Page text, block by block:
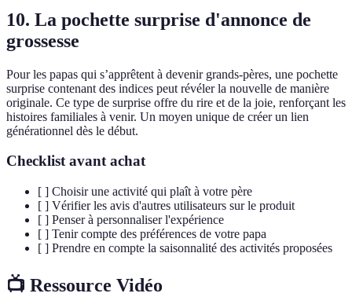
10. La pochette surprise d'annonce de
grossesse
Pour les papas qui s’apprêtent à devenir grands-pères, une pochette
surprise contenant des indices peut révéler la nouvelle de manière
originale. Ce type de surprise offre du rire et de la joie, renforçant les
histoires familiales à venir. Un moyen unique de créer un lien
générationnel dès le début.
Checklist avant achat
[ ] Choisir une activité qui plaît à votre père
[ ] Vérifier les avis d'autres utilisateurs sur le produit
[ ] Penser à personnaliser l'expérience
[ ] Tenir compte des préférences de votre papa
[ ] Prendre en compte la saisonnalité des activités proposées
📺 Ressource Vidéo